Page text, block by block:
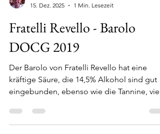
Stolli
15. Dez. 2025
1 Min. Lesezeit
Fratelli Revello - Barolo
DOCG 2019